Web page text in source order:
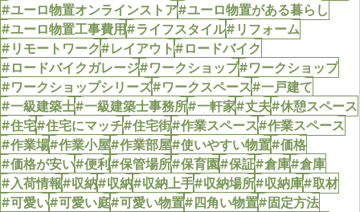
#ユーロ物置オンラインストア#ユーロ物置がある暮らし
#ユーロ物置工事費用#ライフスタイル#リフォーム
#リモートワーク#レイアウト#ロードバイク
#ロードバイクガレージ#ワークショップ#ワークショップ
#ワークショップシリーズ#ワークスペース#一戸建て
#一級建築士#一級建築士事務所#一軒家#丈夫#休憩スペース
#住宅#住宅にマッチ#住宅街#作業スペース#作業スペース
#作業場#作業小屋#作業部屋#使いやすい物置#価格
#価格が安い#便利#保管場所#保育園#保証#倉庫#倉庫
#入荷情報#収納#収納#収納上手#収納場所#収納庫#取材
#可愛い#可愛い庭#可愛い物置#四角い物置#固定方法